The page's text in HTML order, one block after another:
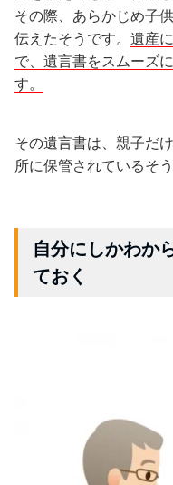
その際、あらかじめ子
伝えたそうです。 遺産
で、遺言書をスムーズ
す。
その遺言書は、親子だ
所に保管されているそう
自分にしかわか
ておく